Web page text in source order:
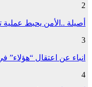
2
أصيلة ..الأمن يحبط عملية
3
انباء عن اعتقال
4